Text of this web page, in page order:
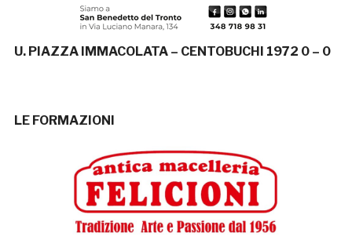
U. PIAZZA IMMACOLATA – CENTOBUCHI 1972 0 – 0
LE FORMAZIONI